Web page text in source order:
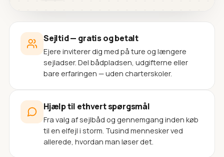
Sejltid — gratis og betalt
Ejere inviterer dig med på ture og længere
sejladser. Del bådpladsen, udgifterne eller
bare erfaringen — uden charterskoler.
Hjælp til ethvert spørgsmål
Fra valg af sejlbåd og gennemgang inden køb
til en elfejl i storm. Tusind mennesker ved
allerede, hvordan man løser det.